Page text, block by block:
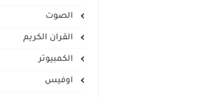
الصوت
القران الكريم
الكمبيوتر
اوفيس